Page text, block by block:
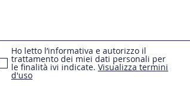
Ho letto l’informativa e autorizzo il
trattamento dei miei dati personali per
le finalità ivi indicate. Visualizza termini
d'uso